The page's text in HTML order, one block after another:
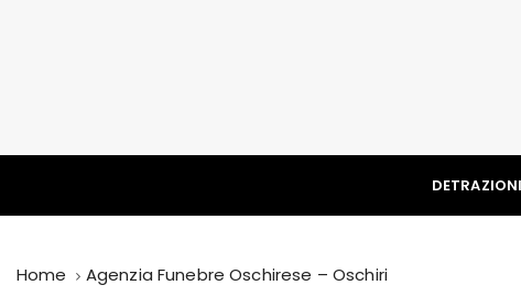
a
Home Agenzia Funebre Oschirese – Oschiri